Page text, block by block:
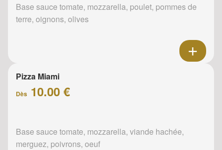
Base sauce tomate, mozzarella, poulet, pommes de
terre, oignons, olives
Pizza Miami
Dès 10.00 €
Base sauce tomate, mozzarella, viande hachée,
merguez, poivrons, oeuf